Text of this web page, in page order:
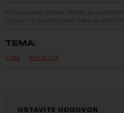
Preuzimanje delova teksta je
izvora i uz postavljanje linka ka
TEMA:
CENE INFLACIJA
OSTAVITE ODGOVOR